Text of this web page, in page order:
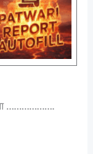
……………….